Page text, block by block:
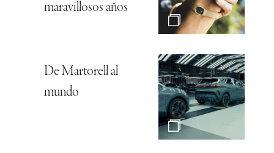
maravillosos años
De Martorell al
mundo